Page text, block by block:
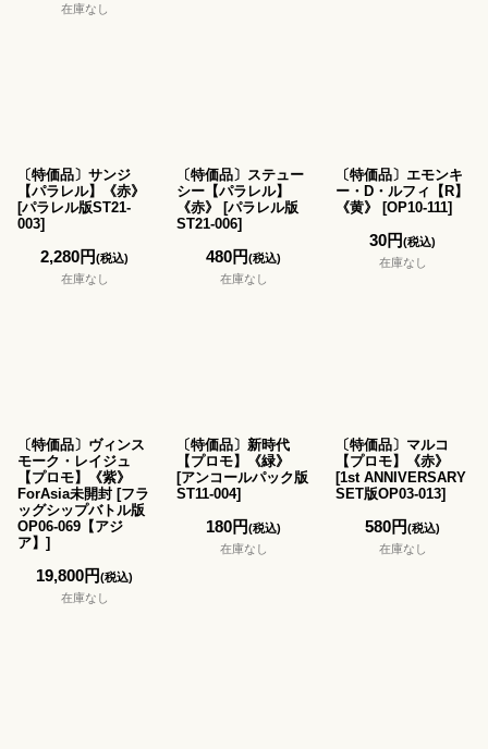
在庫なし
〔特価品〕サンジ
【パラレル】《赤》
[パラレル版ST21-
003]
2,280円(税込)
在庫なし
〔特価品〕ステュー
シー【パラレル】
《赤》
[パラレル版
ST21-006]
480円(税込)
在庫なし
〔特価品〕エモンキ
ー・D・ルフィ【R】
《黄》
[OP10-111]
30円(税込)
在庫なし
〔特価品〕ヴィンス
モーク・レイジュ
【プロモ】《紫》
ForAsia未開封 [フラ
ッグシップバトル版
OP06-069【アジ
ア】 ]
19,800円(税込)
在庫なし
〔特価品〕新時代
【プロモ】《緑》
[アンコールパック版
ST11-004]
180円(税込)
在庫なし
〔特価品〕マルコ
【プロモ】《赤》
[1st ANNIVERSARY
SET版OP03-013]
580円(税込)
在庫なし